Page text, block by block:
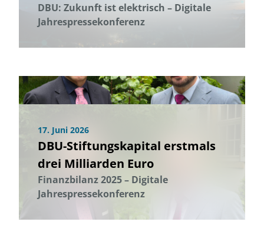
DBU: Zukunft ist elektrisch – Digitale
Jahrespressekonferenz
17. Juni 2026
DBU-Stiftungskapital erstmals
drei Milliarden Euro
Finanzbilanz 2025 – Digitale
Jahrespressekonferenz